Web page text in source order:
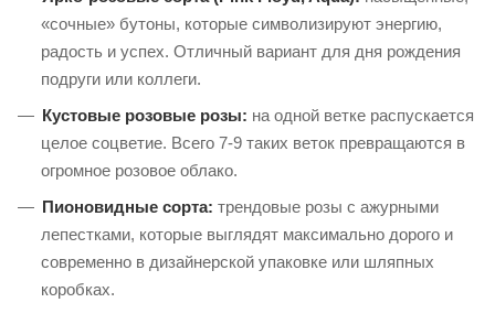
«сочные» бутоны, которые символизируют энергию,
радость и успех. Отличный вариант для дня рождения
подруги или коллеги.
Кустовые розовые розы: на одной ветке распускается
целое соцветие. Всего 7-9 таких веток превращаются в
огромное розовое облако.
Пионовидные сорта: трендовые розы с ажурными
лепестками, которые выглядят максимально дорого и
современно в дизайнерской упаковке или шляпных
коробках.